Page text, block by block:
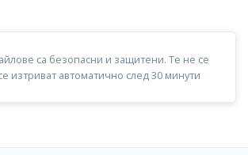
са безопасни и защитени. Те не се
изтриват автоматично след 30 минути